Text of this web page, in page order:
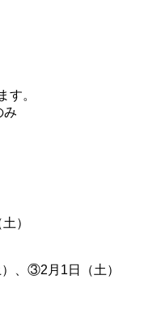
す。
み
）
、③2月1日（土）